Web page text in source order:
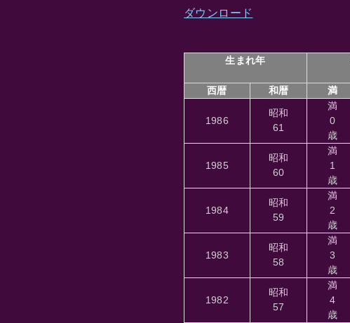
ダウンロード
生まれ年
西暦 和暦 満
1986
昭和
61
満
0
歳
1985
昭和
60
満
1
歳
1984
昭和
59
満
2
歳
1983
昭和
58
満
3
歳
1982
昭和
57
満
4
歳